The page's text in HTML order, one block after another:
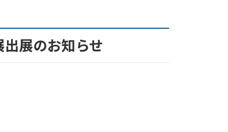
展のお知らせ